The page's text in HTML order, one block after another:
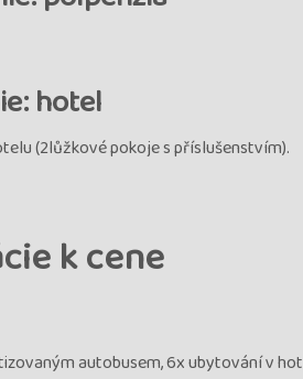
hotel
(2lůžkové pokoje s příslušenstvím).
k cene
autobusem, 6x ubytování v